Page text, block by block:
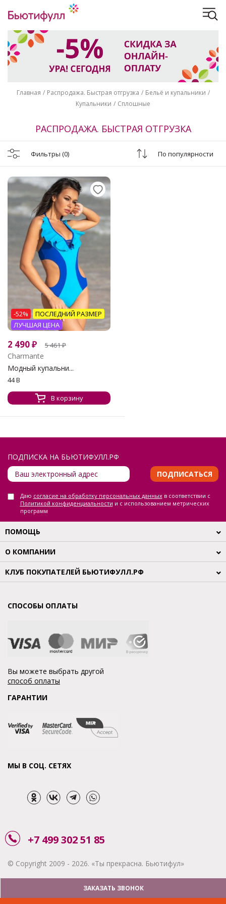
Главная Распродажа. Быстрая отгрузка
Бельё и купальники
Купальники
Сплошные
РАСПРОДАЖА. БЫСТРАЯ ОТГРУЗКА
Фильтры (0) По популярности
-52%
ПОСЛЕДНИЙ РАЗМЕР
ЛУЧШАЯ ЦЕНА
2 490₽ 5 461₽
Charmante
Модный купальни...
44 B
В корзину
ПОДПИСКА НА БЬЮТИФУЛЛ.РФ
ПОДПИСАТЬСЯ
Даю согласие на обработку персональных данныхв соответствии с
Политикой конфиденциальности и с использованием метрических
программ
ПОМОЩЬ
О КОМПАНИИ
КЛУБ ПОКУПАТЕЛЕЙ БЬЮТИФУЛЛ.РФ
СПОСОБЫ ОПЛАТЫ
Вы можете выбрать другой
способ оплаты
ГАРАНТИИ
МЫ В СОЦ. СЕТЯХ
+7 499 302 51 85
© Copyright 2009 - 2026. «Ты прекрасна. Бьютифул»
ЗАКАЗАТЬ ЗВОНОК